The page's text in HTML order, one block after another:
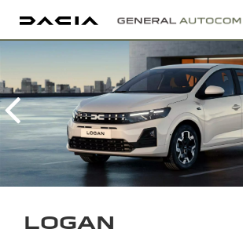
LOGAN
Previous